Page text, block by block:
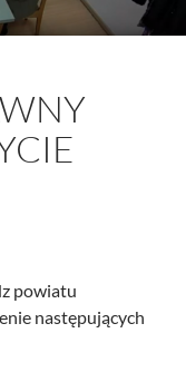
powiatu
następujących